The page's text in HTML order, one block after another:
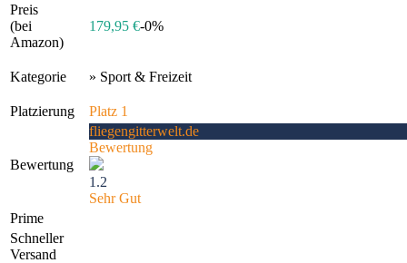
Preis
(bei
Amazon)
179,95 €-0%
Kategorie » Sport & Freizeit
Platzierung Platz 1
Bewertung
fliegengitterwelt.de
Bewertung
1.2
Sehr Gut
Prime
Schneller
Versand